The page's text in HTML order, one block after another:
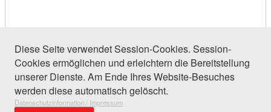
137 Einträge gefunden (1 von 7)
Diese Seite verwendet Session-Cookies. Session-
Cookies ermöglichen und erleichtern die Bereitstellung
unserer Dienste. Am Ende Ihres Website-Besuches
werden diese automatisch gelöscht.
Datenschutzinformation / Impressum